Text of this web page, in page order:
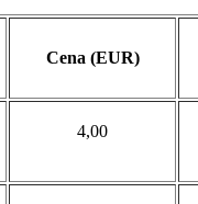
Cena (EUR)
4,00